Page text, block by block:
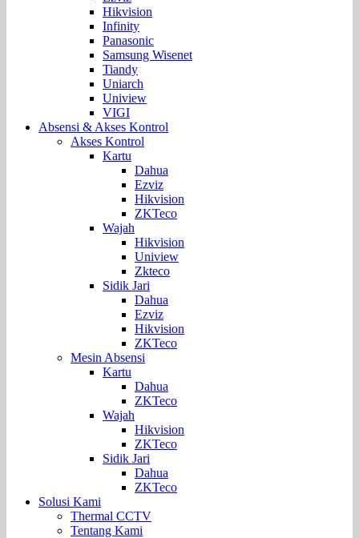
Hikvision
Infinity
Panasonic
Samsung Wisenet
Tiandy
Uniarch
Uniview
VIGI
Absensi & Akses Kontrol
Akses Kontrol
Kartu
Dahua
Ezviz
Hikvision
ZKTeco
Wajah
Hikvision
Uniview
Zkteco
Sidik Jari
Dahua
Ezviz
Hikvision
ZKTeco
Mesin Absensi
Kartu
Dahua
ZKTeco
Wajah
Hikvision
ZKTeco
Sidik Jari
Dahua
ZKTeco
Solusi Kami
Thermal CCTV
Tentang Kami